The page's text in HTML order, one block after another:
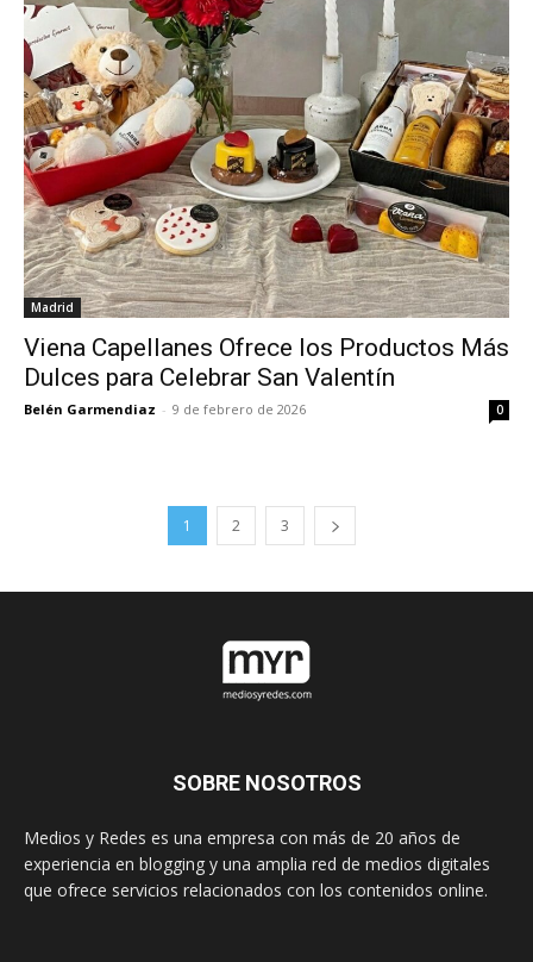
Madrid
Viena Capellanes Ofrece los Productos Más
Dulces para Celebrar San Valentín
Belén Garmendiaz - 9 de febrero de 2026 0
1 2 3
SOBRE NOSOTROS
Medios y Redes es una empresa con más de 20 años de
experiencia en blogging y una amplia red de medios digitales
que ofrece servicios relacionados con los contenidos online.